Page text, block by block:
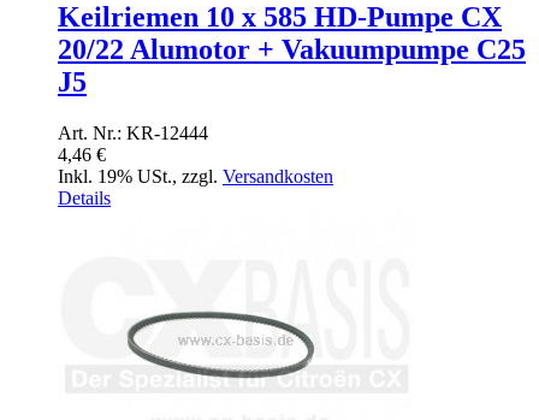
Keilriemen 10 x 585 HD-Pumpe CX
20/22 Alumotor + Vakuumpumpe C25
J5
Art. Nr.: KR-12444
4,46 €
Inkl. 19% USt., zzgl. Versandkosten
Details